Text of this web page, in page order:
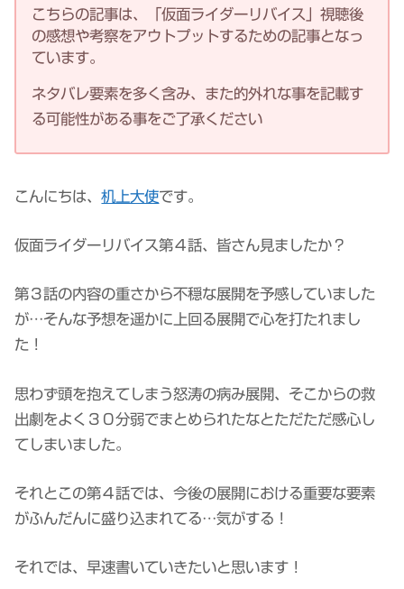
こちらの記事は、「仮面ライダーリバイス」視聴後
の感想や考察をアウトプットするための記事となっ
ています。
ネタバレ要素を多く含み、また的外れな事を記載す
る可能性がある事をご了承ください
こんにちは、机上大使です。
仮面ライダーリバイス第４話、皆さん見ましたか？
第３話の内容の重さから不穏な展開を予感していました
が…そんな予想を遥かに上回る展開で心を打たれまし
た！
思わず頭を抱えてしまう怒涛の病み展開、そこからの救
出劇をよく３０分弱でまとめられたなとただただ感心し
てしまいました。
それとこの第４話では、今後の展開における重要な要素
がふんだんに盛り込まれてる…気がする！
それでは、早速書いていきたいと思います！